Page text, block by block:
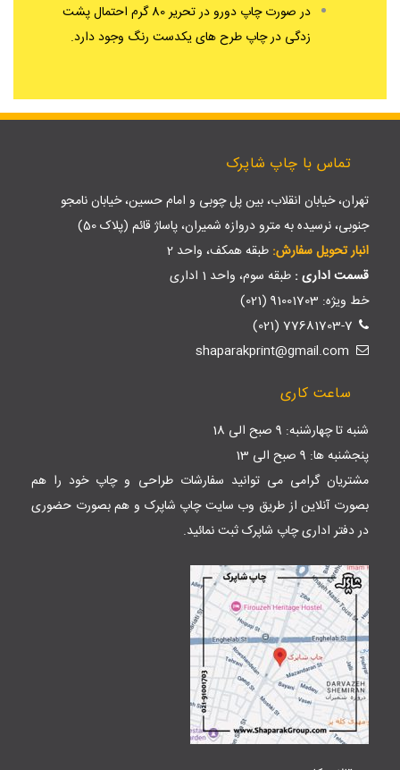
در صورت چاپ دورو در تحریر 80 گرم احتمال پشت
زدگی در چاپ طرح های یکدست رنگ وجود دارد.
تماس با چاپ شاپرک
تهران، خیابان انقلاب، بین پل چوبی و امام حسین، خیابان نامجو
جنوبی، نرسیده به مترو دروازه شمیران، پاساژ قائم (پلاک 50)
انبار تحویل سفارش: طبقه همکف، واحد 2
قسمت اداری : طبقه سوم، واحد 1 اداری
خط ویژه: 91001703 (021)
77681703-7 (021)
ساعت کاری
شنبه تا چهارشنبه: 9 صبح الی 18
پنجشنبه ها: 9 صبح الی 13
مشتریان گرامی می توانید سفارشات طراحی و چاپ خود را هم
بصورت آنلاین از طریق وب سایتچاپ شاپرک و هم بصورت حضوری
در دفتر اداری چاپ شاپرک ثبت نمائید.